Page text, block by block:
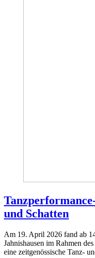
und Schatten
Am 19. April 2026 fand ab
Jahnishausen im Rahmen
eine zeitgenössische Tanz-